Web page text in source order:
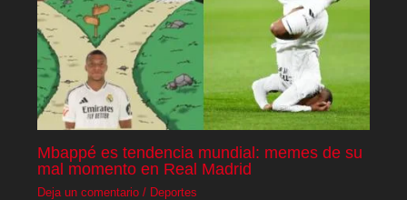
Mbappé es tendencia mundial: memes de su
mal momento en Real Madrid
Deja un comentario / Deportes